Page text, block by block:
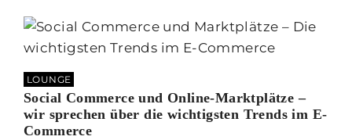
LOUNGE
Social Commerce und Online-Marktplätze –
wir sprechen über die wichtigsten Trends im E-
Commerce